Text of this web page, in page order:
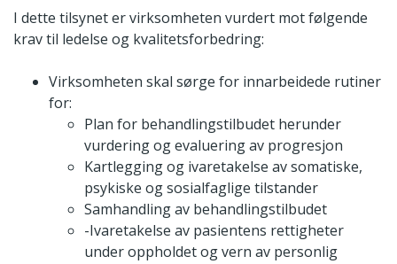
I dette tilsynet er virksomheten vurdert mot følgende
krav til ledelse og kvalitetsforbedring:
Virksomheten skal sørge for innarbeidede rutiner
for:
Plan for behandlingstilbudet herunder
vurdering og evaluering av progresjon
Kartlegging og ivaretakelse av somatiske,
psykiske og sosialfaglige tilstander
Samhandling av behandlingstilbudet
-Ivaretakelse av pasientens rettigheter
under oppholdet og vern av personlig